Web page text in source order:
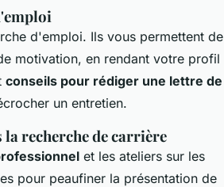
d'emploi. Ils vous permettent de
motivation, en rendant votre profil
conseils pour rédiger une lettre de
un entretien.
recherche de carrière
et les ateliers sur les
pour peaufiner la présentation de